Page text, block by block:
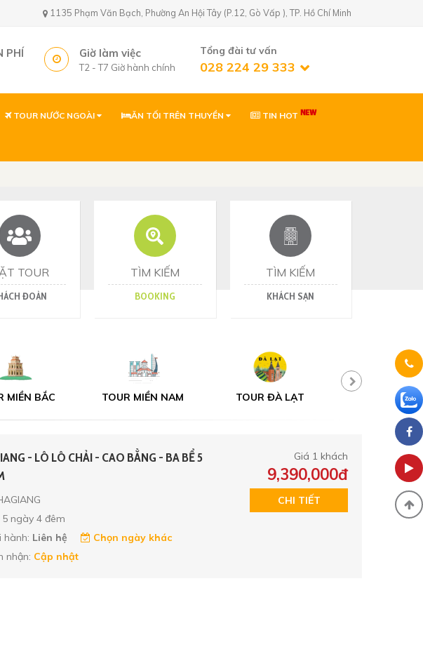
1135 Phạm Văn Bạch, Phường An Hội Tây (P.12, Gò Vấp ), TP. Hồ Chí Minh
PHÍ Giờ làm việc
T2 - T7 Giờ hành chính
Tổng đài tư vấn
028 224 29 333
Văn phòng ( gần sân Golf) 02822429333
Tp. Hồ Chí Minh
Văn phòng Quy Nhơn
60 Thanh Niên, P. Quy Nhơn, Gia Lai
TOUR NƯỚC NGOÀI ĂN TỐI TRÊN THUYỀN TIN HOT
TOUR
ĐOÀN
TÌM KIẾM
BOOKING
TÌM KIẾM
KHÁCH SẠN
MIỀN BẮC TOUR MIỀN NAM TOUR ĐÀ LẠT TOUR MỘT
- LÔ LÔ CHẢI - CAO BẰNG - BA BỂ 5
ngày 4 đêm
hành: Liên hệ
Chọn ngày khác
nhận: Cập nhật
Giá 1 khách
9,390,000đ
CHI TIẾT